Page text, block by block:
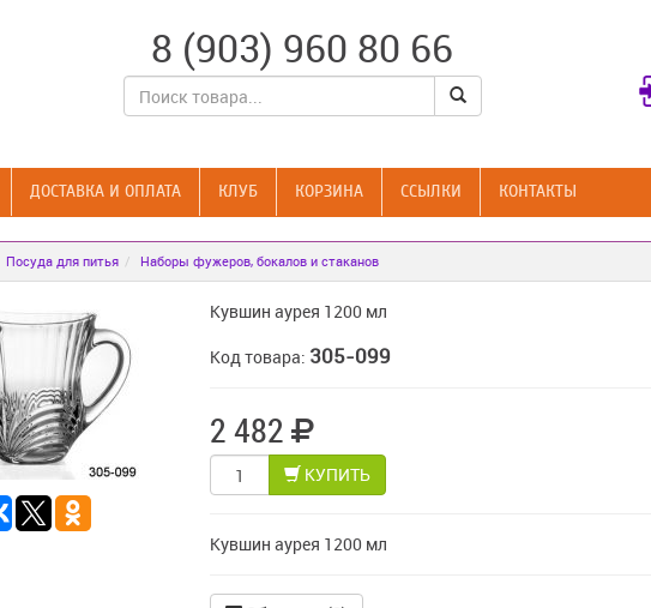
8 (903) 960 80 66
ДОСТАВКА И ОПЛАТА КЛУБ КОРЗИНА CСЫЛКИ КОНТАКТЫ
Посуда для питья Наборы фужеров, бокалов и стаканов
Кувшин аурея 1200 мл
Код товара: 305-099
2 482
КУПИТЬ
Кувшин аурея 1200 мл